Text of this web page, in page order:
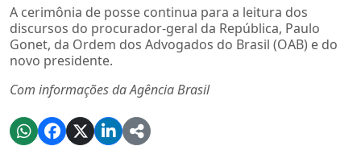
A cerimônia de posse continua para a leitura dos
discursos do procurador-geral da República, Paulo
Gonet, da Ordem dos Advogados do Brasil (OAB) e do
novo presidente.
Com informações da Agência Brasil